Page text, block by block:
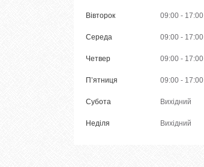
Вівторок 09:00 17:00
Середа 09:00 17:00
Четвер 09:00 17:00
Пʼятниця 09:00 17:00
Субота Вихідний
Неділя Вихідний